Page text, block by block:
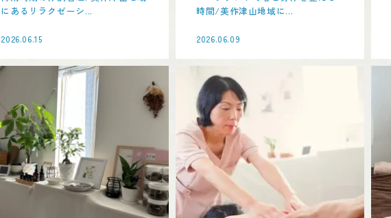
にあるリラクゼーシ...
2026.06.15
時間/美作津山地域に...
2026.06.09